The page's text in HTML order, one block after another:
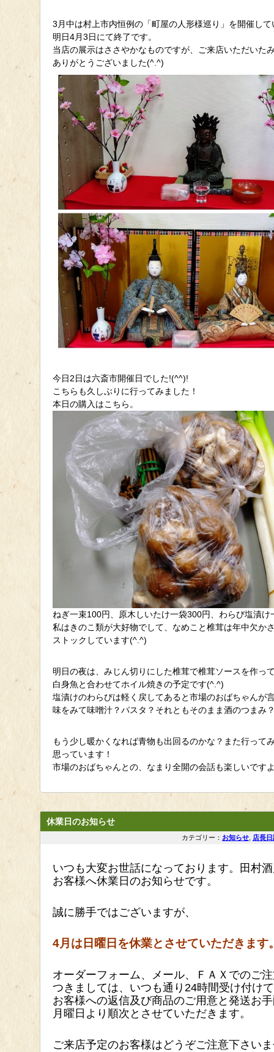
3月中は村上市内恒例の「町屋の人形様巡り」を開催して
明日4月3日にて終了です。
当店の展示はささやかなものですが、ご来店いただいた
ありがとうございました(^.^)
今日2日は六斎市開催日でした!(^^)!
こちらも久しぶりに行ってみました！
本日の購入はこちら。
ねぎ一束100円、原木しいたけ一袋300円、わらび塩漬け
私はきのこ類が大好物でして、なめこと椎茸は年中欠か
ストックしています(^.^)
明日の夜は、みじん切りにした椎茸で椎茸ソースを作っ
白身魚と合わせてホイル焼きの予定です(^.^)
塩漬けのわらびは軽く戻してあると市場のおばちゃんが
味をみて味噌汁？パスタ？それともそのまま酒のつまみ
もう少し暖かくなれば青物も出回るのかな？また行って
思っています！
市場のおばちゃんとの、なまり全開の会話も楽しいです
休業日のお知らせ
カテゴリー： お知らせ 店長日
いつも大変お世話になっております。田村
お客様へ休業日のお知らせです。
誠に勝手ではございますが、
4月は日曜日を休業とさせていただきます
オーダーフォーム、メール、ＦＡＸでのご
つきましては、いつも通り24時間受け付け
お客様への返信及び商品のご用意と発送お
月曜日 より順次とさせていただきます。
ご来店予定のお客様はどうぞご注意下さい